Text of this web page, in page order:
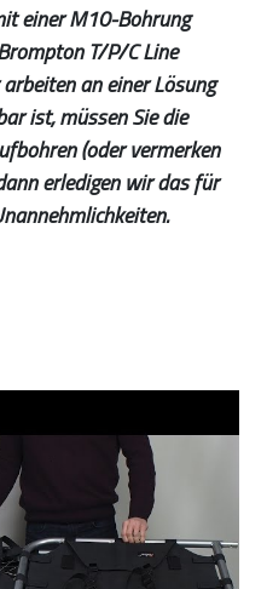
einer M10-Bohrung
T/P/C Line
an einer Lösung
ist, müssen Sie die
(oder vermerken
erledigen wir das für